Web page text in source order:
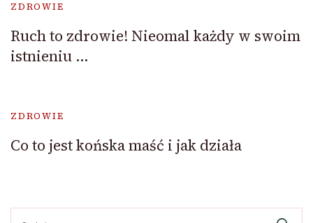
ZDROWIE
Ruch to zdrowie! Nieomal każdy w swoim
istnieniu …
ZDROWIE
Co to jest końska maść i jak działa